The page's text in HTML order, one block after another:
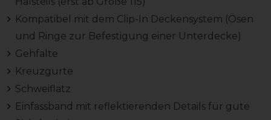
Kompatibel mit dem Clip-In Deckensystem (Ösen
und Ringe zur Befestigung einer Unterdecke)
Gehfalte
Kreuzgurte
Schweiflatz
Einfassband mit reflektierenden Details für gute